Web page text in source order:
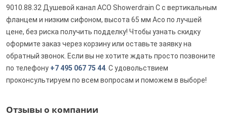
9010.88.32 Душевой канал ACO Showerdrain C с вертикальным
фланцем и низким сифоном, высота 65 мм Aco по лучшей
цене, без риска получить подделку! Чтобы узнать скидку
оформите заказ через корзину или оставьте заявку на
обратный звонок. Если вы не хотите ждать просто позвоните
по телефону +7 495 067 75 44 . С удовольствием
проконсультируем по всем вопросам и поможем в выборе!
Отзывы о компании